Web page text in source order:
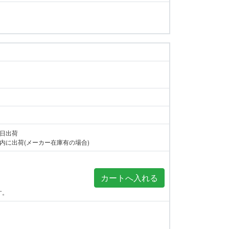
出荷
に出荷(メーカー在庫有の場合)